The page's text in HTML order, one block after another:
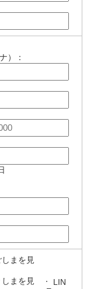
）：
しまを見
しまを見
LIN